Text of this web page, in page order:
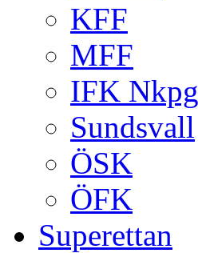
KFF
MFF
IFK Nkpg
Sundsvall
ÖSK
ÖFK
Superettan